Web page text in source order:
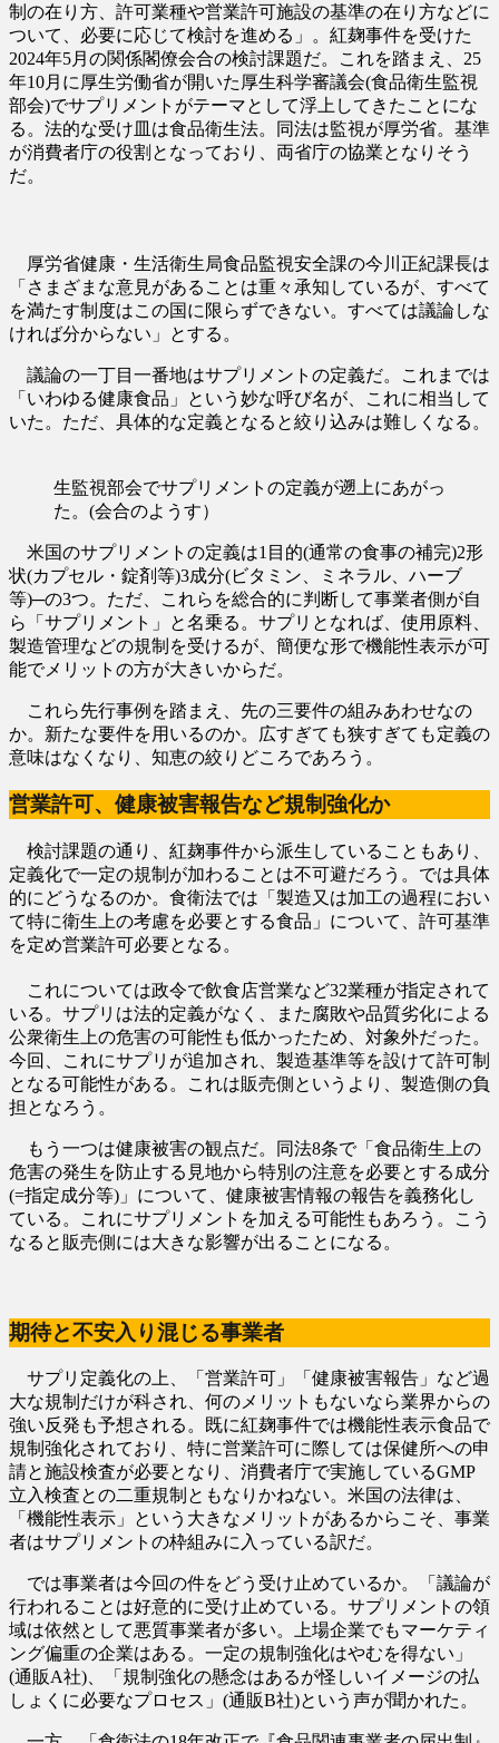
制の在り方、許可業種や営業許可施設の基準の在り方などに
ついて、必要に応じて検討を進める」。紅麹事件を受けた
2024年5月の関係閣僚会合の検討課題だ。これを踏まえ、25
年10月に厚生労働省が開いた厚生科学審議会(食品衛生監視
部会)でサプリメントがテーマとして浮上してきたことにな
る。法的な受け皿は食品衛生法。同法は監視が厚労省。基準
が消費者庁の役割となっており、両省庁の協業となりそう
だ。
厚労省健康・生活衛生局食品監視安全課の今川正紀課長は
「さまざまな意見があることは重々承知しているが、すべて
を満たす制度はこの国に限らずできない。すべては議論しな
ければ分からない」とする。
議論の一丁目一番地はサプリメントの定義だ。これまでは
「いわゆる健康食品」という妙な呼び名が、これに相当して
いた。ただ、具体的な定義となると絞り込みは難しくなる。
生監視部会でサプリメントの定義が遡上にあがっ
た。(会合のようす）
米国のサプリメントの定義は1目的(通常の食事の補完)2形
状(カプセル・錠剤等)3成分(ビタミン、ミネラル、ハーブ
等)─の3つ。ただ、これらを総合的に判断して事業者側が自
ら「サプリメント」と名乗る。サプリとなれば、使用原料、
製造管理などの規制を受けるが、簡便な形で機能性表示が可
能でメリットの方が大きいからだ。
これら先行事例を踏まえ、先の三要件の組みあわせなの
か。新たな要件を用いるのか。広すぎても狭すぎても定義の
意味はなくなり、知恵の絞りどころであろう。
営業許可、健康被害報告など規制強化か
検討課題の通り、紅麹事件から派生していることもあり、
定義化で一定の規制が加わることは不可避だろう。では具体
的にどうなるのか。食衛法では「製造又は加工の過程におい
て特に衛生上の考慮を必要とする食品」について、許可基準
を定め営業許可必要となる。
これについては政令で飲食店営業など32業種が指定されて
いる。サプリは法的定義がなく、また腐敗や品質劣化による
公衆衛生上の危害の可能性も低かったため、対象外だった。
今回、これにサプリが追加され、製造基準等を設けて許可制
となる可能性がある。これは販売側というより、製造側の負
担となろう。
もう一つは健康被害の観点だ。同法8条で「食品衛生上の
危害の発生を防止する見地から特別の注意を必要とする成分
(=指定成分等)」について、健康被害情報の報告を義務化し
ている。これにサプリメントを加える可能性もあろう。こう
なると販売側には大きな影響が出ることになる。
期待と不安入り混じる事業者
サプリ定義化の上、「営業許可」「健康被害報告」など過
大な規制だけが科され、何のメリットもないなら業界からの
強い反発も予想される。既に紅麹事件では機能性表示食品で
規制強化されており、特に営業許可に際しては保健所への申
請と施設検査が必要となり、消費者庁で実施しているGMP
立入検査との二重規制ともなりかねない。米国の法律は、
「機能性表示」という大きなメリットがあるからこそ、事業
者はサプリメントの枠組みに入っている訳だ。
では事業者は今回の件をどう受け止めているか。「議論が
行われることは好意的に受け止めている。サプリメントの領
域は依然として悪質事業者が多い。上場企業でもマーケティ
ング偏重の企業はある。一定の規制強化はやむを得ない」
(通販A社)、「規制強化の懸念はあるが怪しいイメージの払
しょくに必要なプロセス」(通販B社)という声が聞かれた。